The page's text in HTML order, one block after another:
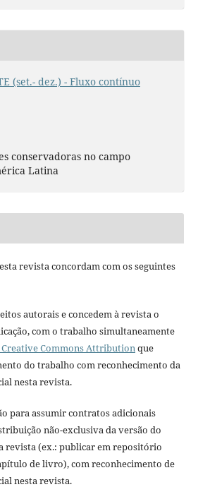
(set.- dez.) - Fluxo contínuo
conservadoras no campo
Latina
revista concordam com os seguintes
autorais e concedem à revista o
com o trabalho simultaneamente
Creative Commons Attributionque
do trabalho com reconhecimento da
nesta revista.
para assumir contratos adicionais
não-exclusiva da versão do
revista (ex.: publicar em repositório
de livro), com reconhecimento de
nesta revista.